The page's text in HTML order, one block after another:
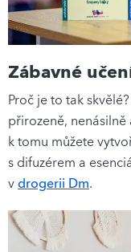
Zábavné
Proč je to tak
přirozeně, nenásilně
k tomu můžete
s difuzérem a
vdrogerii Dm.